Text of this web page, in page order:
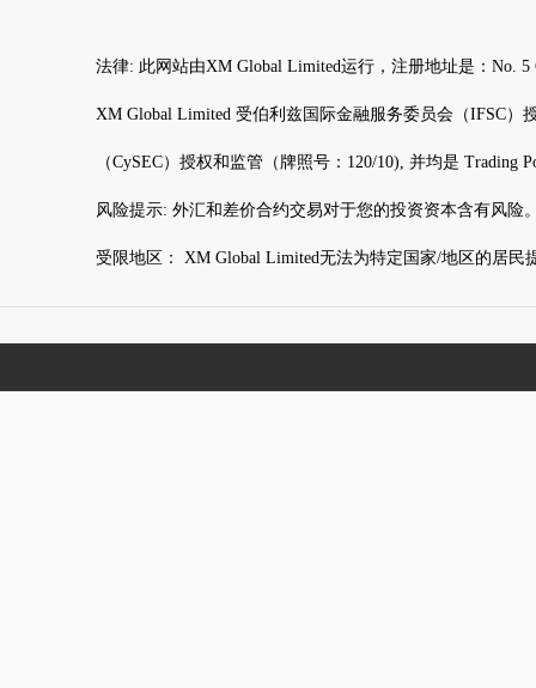
法律: 此网站由XM Global Limited运行，注册地址是：No.
XM Global Limited 受伯利兹国际金融服务委员会（IFSC）
（CySEC）授权和监管（牌照号：120/10), 并均是 Trading
风险提示: 外汇和差价合约交易对于您的投资资本含有风险
受限地区： XM Global Limited无法为特定国家/地区的居